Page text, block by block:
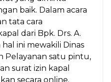
baik. Dalam acara
tata cara
dari Bpk. Drs. A.
hal ini mewakili Dinas
Pelayanan satu pintu,
surat izin kapal
secara online.